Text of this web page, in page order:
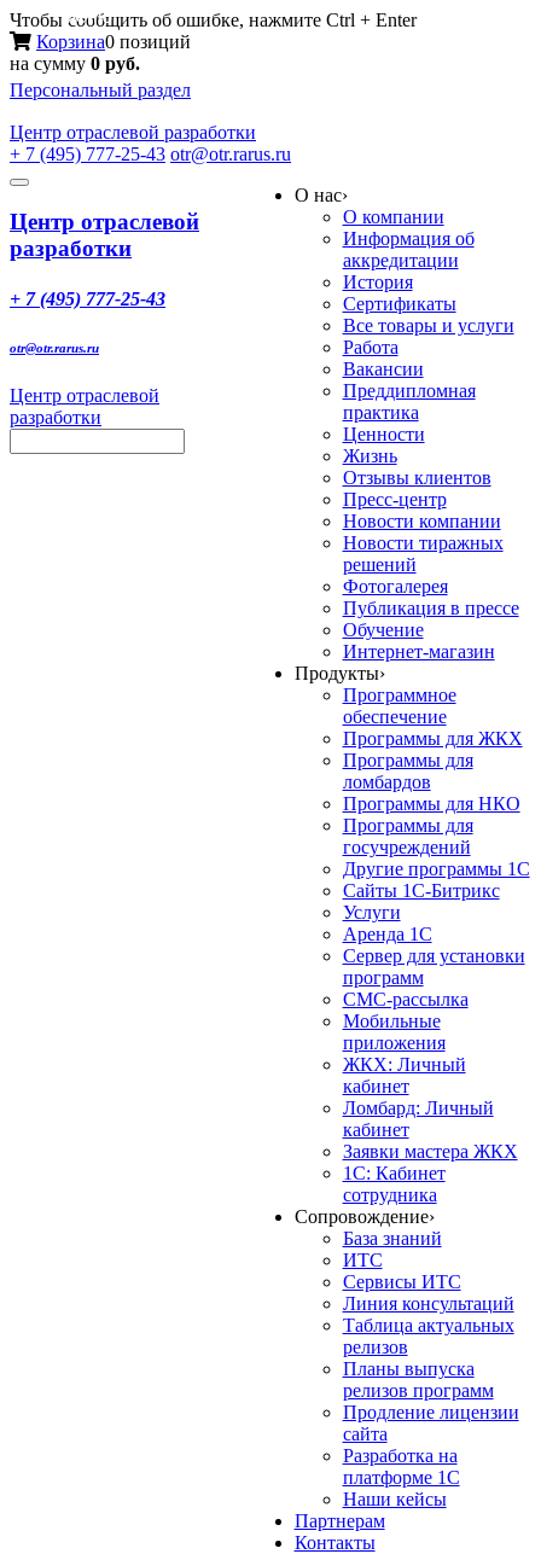
Чтобы сообщить об ошибке, нажмите Ctrl + Enter
Корзина0 позиций
на сумму 0 руб.
Персональный раздел
Центр отраслевой разработки
+ 7 (495) 777-25-43 otr@otr.rarus.ru
Toggle
Меню
Центр отраслевой
разработки
+ 7 (495) 777-25-43
otr@otr.rarus.ru
Центр отраслевой
разработки
О нас›
О компании
Информация об
аккредитации
История
Сертификаты
Все товары и услуги
Работа
Вакансии
Преддипломная
практика
Ценности
Жизнь
Отзывы клиентов
Пресс-центр
Новости компании
Новости тиражных
решений
Фотогалерея
Публикация в прессе
Обучение
Интернет-магазин
Продукты›
Программное
обеспечение
Программы для ЖКХ
Программы для
ломбардов
Программы для НКО
Программы для
госучреждений
Другие программы 1С
Сайты 1С-Битрикс
Услуги
Аренда 1С
Сервер для установки
программ
СМС-рассылка
Мобильные
приложения
ЖКХ: Личный
кабинет
Ломбард: Личный
кабинет
Заявки мастера ЖКХ
1С: Кабинет
сотрудника
Сопровождение›
База знаний
ИТС
Сервисы ИТС
Линия консультаций
Таблица актуальных
релизов
Планы выпуска
релизов программ
Продление лицензии
сайта
Разработка на
платформе 1С
Наши кейсы
Партнерам
Контакты